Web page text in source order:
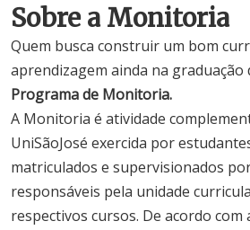
Sobre a Monitoria
Quem busca construir um bom
aprendizagem ainda na graduação
Programa de Monitoria.
A Monitoria é atividade
UniSãoJosé exercida por
matriculados e supervisionados
responsáveis pela unidade
respectivos cursos. De acordo com